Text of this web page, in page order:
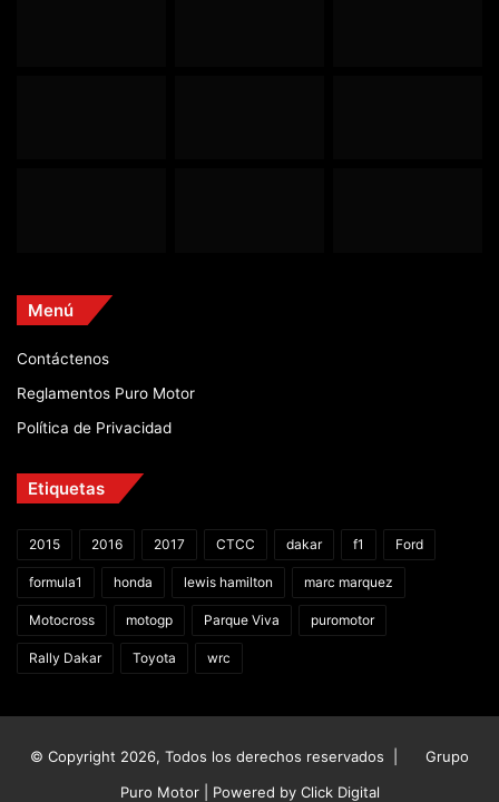
Menú
Contáctenos
Reglamentos Puro Motor
Política de Privacidad
Etiquetas
2015 2016 2017 CTCC dakar f1 Ford
formula1 honda lewis hamilton marc marquez
Motocross motogp Parque Viva puromotor
Rally Dakar Toyota wrc
© Copyright 2026, Todos los derechos reservados |
Grupo
Puro Motor | Powered by Click Digital